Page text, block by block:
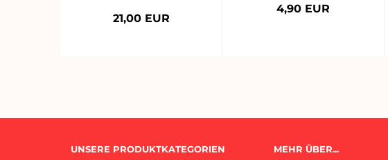
21,00 EUR
4,90 EUR
MEHR ÜBER...
UNSERE PRODUKTKATEGORIEN